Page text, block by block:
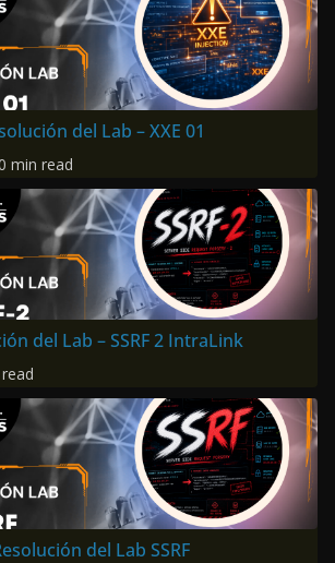
del Lab – XXE 01
min read
del Lab – SSRF 2 IntraLink
del Lab SSRF